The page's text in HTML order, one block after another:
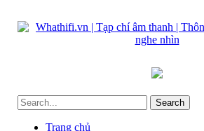
Trang chủ